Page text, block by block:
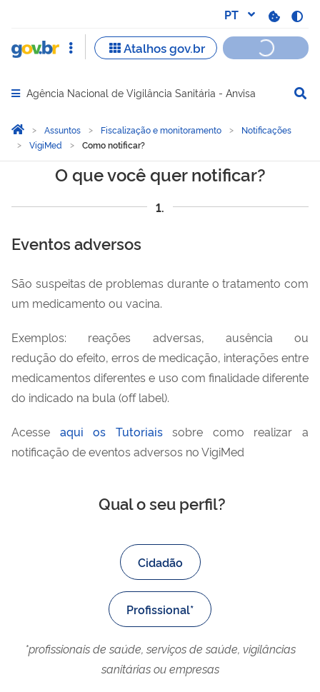
Abrir menu principal de navegação
Agência Nacional de Vigilância Sanitária - Anvisa
Você está aqui:
Página Inicial
Assuntos Fiscalização e monitoramento
Notificações
VigiMed
Como notificar?
Como notificar?
O que você quer notificar?
1.
Eventos adversos
São suspeitas de problemas durante o tratamento com
um medicamento ou vacina.
Exemplos: reações adversas, ausência ou
redução do efeito, erros de medicação, interações entre
medicamentos diferentes e uso com finalidade diferente
do indicado na bula (off label).
Acesse aqui os Tutoriaissobre como realizar a
notificação de eventos adversos no VigiMed
Qual o seu perfil?
Cidadão
Profissional*
*profissionais de saúde, serviços de saúde, vigilâncias
sanitárias ou empresas